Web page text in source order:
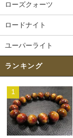
ローズクォーツ
ロードナイト
ユーパーライト
ランキング
1